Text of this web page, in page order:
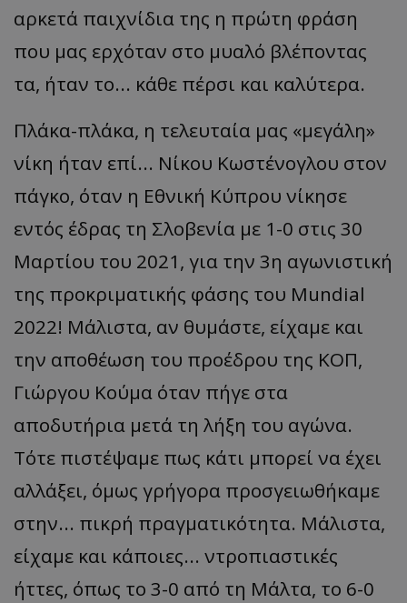
αρκετά παιχνίδια της η πρώτη φράση
που μας ερχόταν στο μυαλό βλέποντας
τα, ήταν το... κάθε πέρσι και καλύτερα.
Πλάκα-πλάκα, η τελευταία μας «μεγάλη»
νίκη ήταν επί... Νίκου Κωστένογλου στον
πάγκο, όταν η Εθνική Κύπρου νίκησε
εντός έδρας τη Σλοβενία με 1-0 στις 30
Μαρτίου του 2021, για την 3η αγωνιστική
της προκριματικής φάσης του Mundial
2022! Μάλιστα, αν θυμάστε, είχαμε και
την αποθέωση του προέδρου της ΚΟΠ,
Γιώργου Κούμα όταν πήγε στα
αποδυτήρια μετά τη λήξη του αγώνα.
Τότε πιστέψαμε πως κάτι μπορεί να έχει
αλλάξει, όμως γρήγορα προσγειωθήκαμε
στην... πικρή πραγματικότητα. Μάλιστα,
είχαμε και κάποιες... ντροπιαστικές
ήττες, όπως το 3-0 από τη Μάλτα, το 6-0